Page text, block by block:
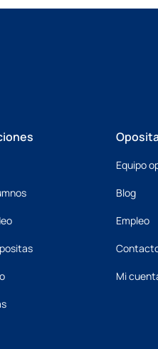
Equipo
Blog
Empleo
Mi